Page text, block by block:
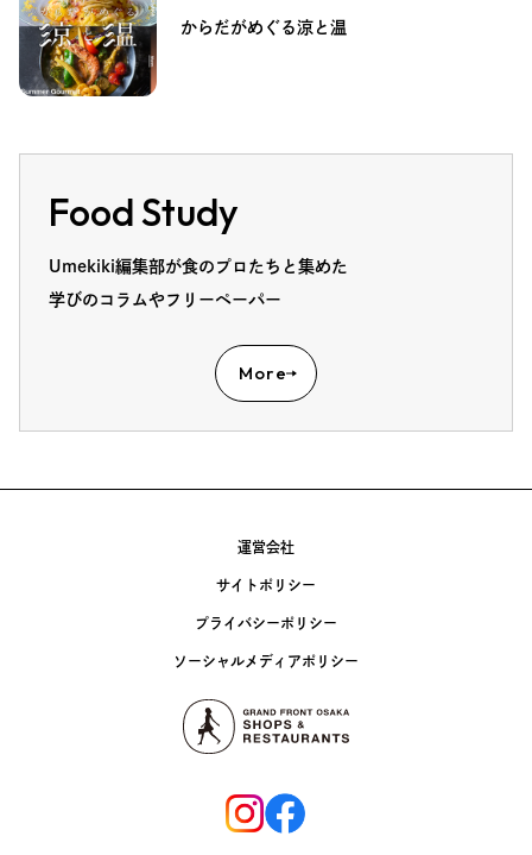
からだがめぐる涼と温
Food Study
Umekiki編集部が食のプロたちと集めた
学びのコラムやフリーペーパー
More
運営会社
サイトポリシー
プライバシーポリシー
ソーシャルメディアポリシー